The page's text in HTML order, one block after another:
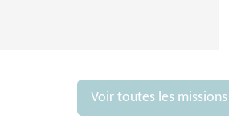
Voir toutes les